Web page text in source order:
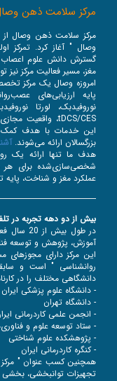
مرکز سلامت ذهن
وصال " آغاز کرد. تمرکز
گسترش دانش علوم اعصاب
مغز، مسیر فعالیت مرکز نیز
امروزه وصال یک مرکز
نوروفیدبک، لورتا
این خدمات با هدف کمک
بزرگسالان ارائه می‌شوند.
هدف ما تنها ارائه یک
شخصی‌سازی‌شده برای هر
عملکرد مغز و شناخت،
بیش از دو دهه تجربه در
در طول
آموزش، پژوهش و توسعه
این مرکز دارای مجوزهای
روانشناسی " است و
دانشگاهی مختلف را در
- دانشگاه علوم پزشکی ایران
- دانشگاه تهران
- انجمن علمی کاردرمانی
- ستاد توسعه علوم و
- پژوهشکده علوم شناختی
- کنگره کاردرمانی ایران
همچنین کسب عنوان " مرکز
تجهیزات توانبخشی،